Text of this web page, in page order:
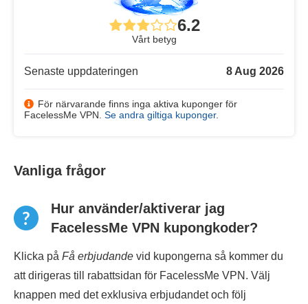
6.2
Vårt betyg
Senaste uppdateringen 8 Aug 2026
För närvarande finns inga aktiva kuponger för
FacelessMe VPN. Se andra giltiga kuponger.
Vanliga frågor
Hur använder/aktiverar jag
FacelessMe VPN kupongkoder?
Klicka på Få erbjudande vid kupongerna så kommer du
att dirigeras till rabattsidan för FacelessMe VPN. Välj
knappen med det exklusiva erbjudandet och följ